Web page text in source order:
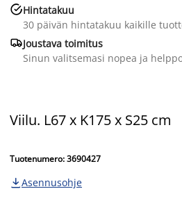
Hintatakuu
30 päivän hintatakuu kaikille
Joustava toimitus
Sinun valitsemasi nopea ja
Viilu. L67 x K175 x S25 cm
Tuotenumero: 3690427
 Asennusohje